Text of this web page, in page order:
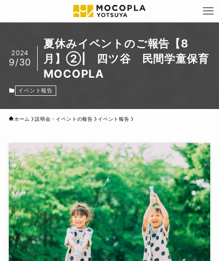
夏休みイベントのご報告【8
月】②| 四ツ谷 民間学童保育
MOCOPLA
2024
9/30
イベント報告
ホーム 説明会・イベントの報告 イベント報告